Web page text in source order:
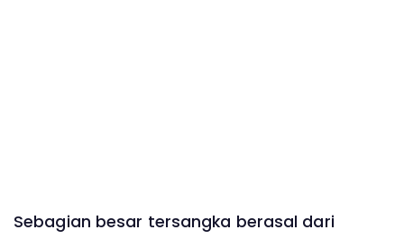
Sebagian besar tersangka berasal dari